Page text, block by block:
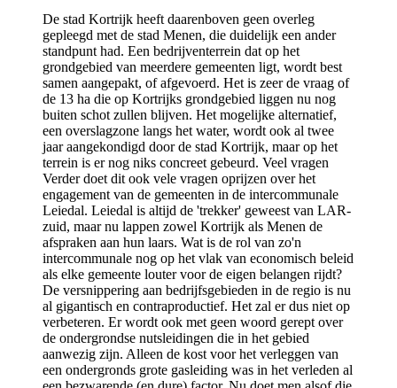
De stad Kortrijk heeft daarenboven geen overleg
gepleegd met de stad Menen, die duidelijk een ander
standpunt had. Een bedrijventerrein dat op het
grondgebied van meerdere gemeenten ligt, wordt best
samen aangepakt, of afgevoerd. Het is zeer de vraag of
de 13 ha die op Kortrijks grondgebied liggen nu nog
buiten schot zullen blijven. Het mogelijke alternatief,
een overslagzone langs het water, wordt ook al twee
jaar aangekondigd door de stad Kortrijk, maar op het
terrein is er nog niks concreet gebeurd. Veel vragen
Verder doet dit ook vele vragen oprijzen over het
engagement van de gemeenten in de intercommunale
Leiedal. Leiedal is altijd de 'trekker' geweest van LAR-
zuid, maar nu lappen zowel Kortrijk als Menen de
afspraken aan hun laars. Wat is de rol van zo'n
intercommunale nog op het vlak van economisch beleid
als elke gemeente louter voor de eigen belangen rijdt?
De versnippering aan bedrijfsgebieden in de regio is nu
al gigantisch en contraproductief. Het zal er dus niet op
verbeteren. Er wordt ook met geen woord gerept over
de ondergrondse nutsleidingen die in het gebied
aanwezig zijn. Alleen de kost voor het verleggen van
een ondergronds grote gasleiding was in het verleden al